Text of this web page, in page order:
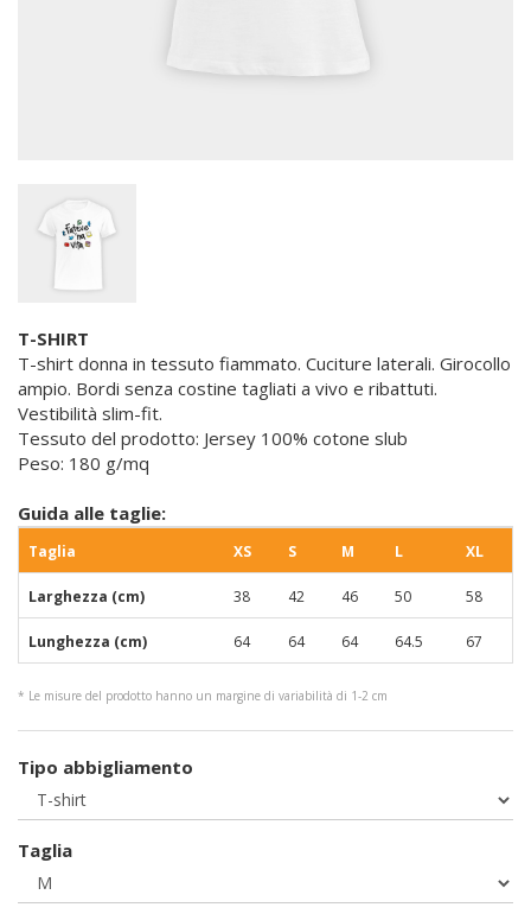
T-SHIRT
T-shirt donna in tessuto fiammato. Cuciture laterali. Girocollo
ampio. Bordi senza costine tagliati a vivo e ribattuti.
Vestibilità slim-fit.
Tessuto del prodotto: Jersey 100% cotone slub
Peso: 180 g/mq
Guida alle taglie:
Taglia XS S M L XL
Larghezza (cm) 38 42 46 50 58
Lunghezza (cm) 64 64 64 64.5 67
* Le misure del prodotto hanno un margine di variabilità di 1-2 cm
Tipo abbigliamento
Taglia